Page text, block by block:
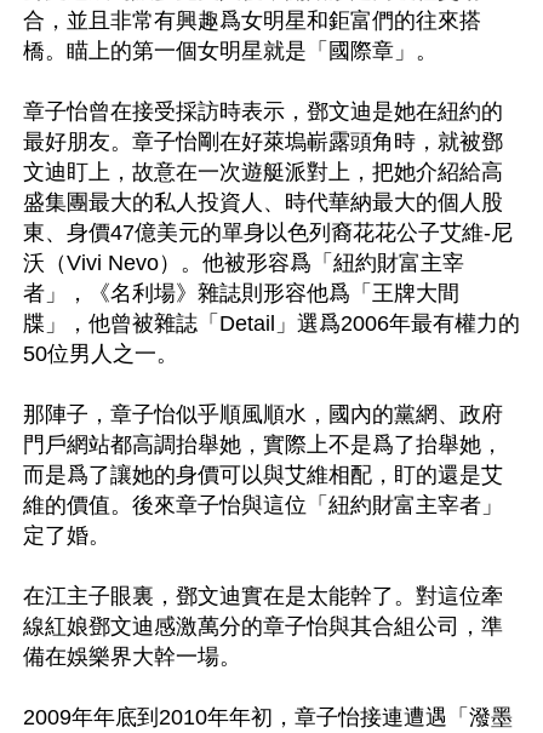
合，並且非常有興趣爲女明星和鉅富們的往來搭
橋。瞄上的第一個女明星就是「國際章」。
章子怡曾在接受採訪時表示，鄧文迪是她在紐約的
最好朋友。章子怡剛在好萊塢嶄露頭角時，就被鄧
文迪盯上，故意在一次遊艇派對上，把她介紹給高
盛集團最大的私人投資人、時代華納最大的個人股
東、身價47億美元的單身以色列裔花花公子艾維-尼
沃（Vivi Nevo）。他被形容爲「紐約財富主宰
者」，《名利場》雜誌則形容他爲「王牌大間
牒」，他曾被雜誌「Detail」選爲2006年最有權力的
50位男人之一。
那陣子，章子怡似乎順風順水，國內的黨網、政府
門戶網站都高調抬舉她，實際上不是爲了抬舉她，
而是爲了讓她的身價可以與艾維相配，盯的還是艾
維的價值。後來章子怡與這位「紐約財富主宰者」
定了婚。
在江主子眼裏，鄧文迪實在是太能幹了。對這位牽
線紅娘鄧文迪感激萬分的章子怡與其合組公司，準
備在娛樂界大幹一場。
2009年年底到2010年年初，章子怡接連遭遇「潑墨